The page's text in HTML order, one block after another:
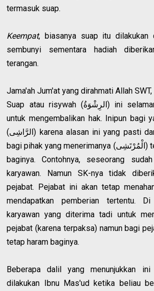
termasuk suap.
Keempat, biasanya suap itu dilakukan
sembunyi sementara hadiah
terangan.
Jama'ah Jum'at yang dirahmati Allah SWT,
Suap atau risywah (الرِشْوَةُ) ini selamanya haram kecuali
untuk mengembalikan hak. Inipun bagi
(الرَّاشِى) karena alasan ini yang pasti dan jelas. Sedangkan
bagi pihak yang menerimanya (الْمُرْتَشِى) tetap menjadi haram
baginya. Contohnya, seseorang
karyawan. Namun SK-nya tidak
pejabat. Pejabat ini akan tetap
mendapatkan pemberian tertentu.
karyawan yang diterima tadi untuk
pejabat (karena terpaksa) namun bagi
tetap haram baginya.
Beberapa dalil yang menunjukkan
dilakukan Ibnu Mas'ud ketika beliau